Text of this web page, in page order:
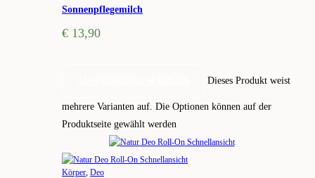
Sonnenpflegemilch
€ 13,90
Dieses Produkt weist
mehrere Varianten auf. Die Optionen können auf der
Produktseite gewählt werden
Schnellansicht
Schnellansicht
Körper, Deo